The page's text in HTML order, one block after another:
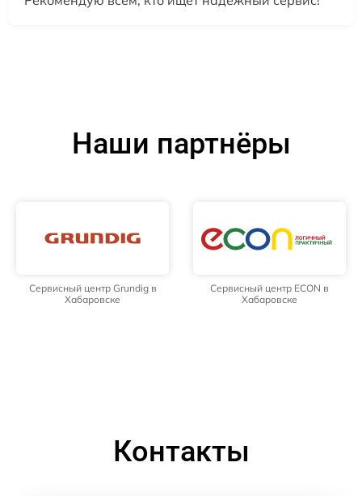
Наши партнёры
Сервисный центр Grundig в
Хабаровске
Сервисный центр ECON в
Хабаровске
Контакты